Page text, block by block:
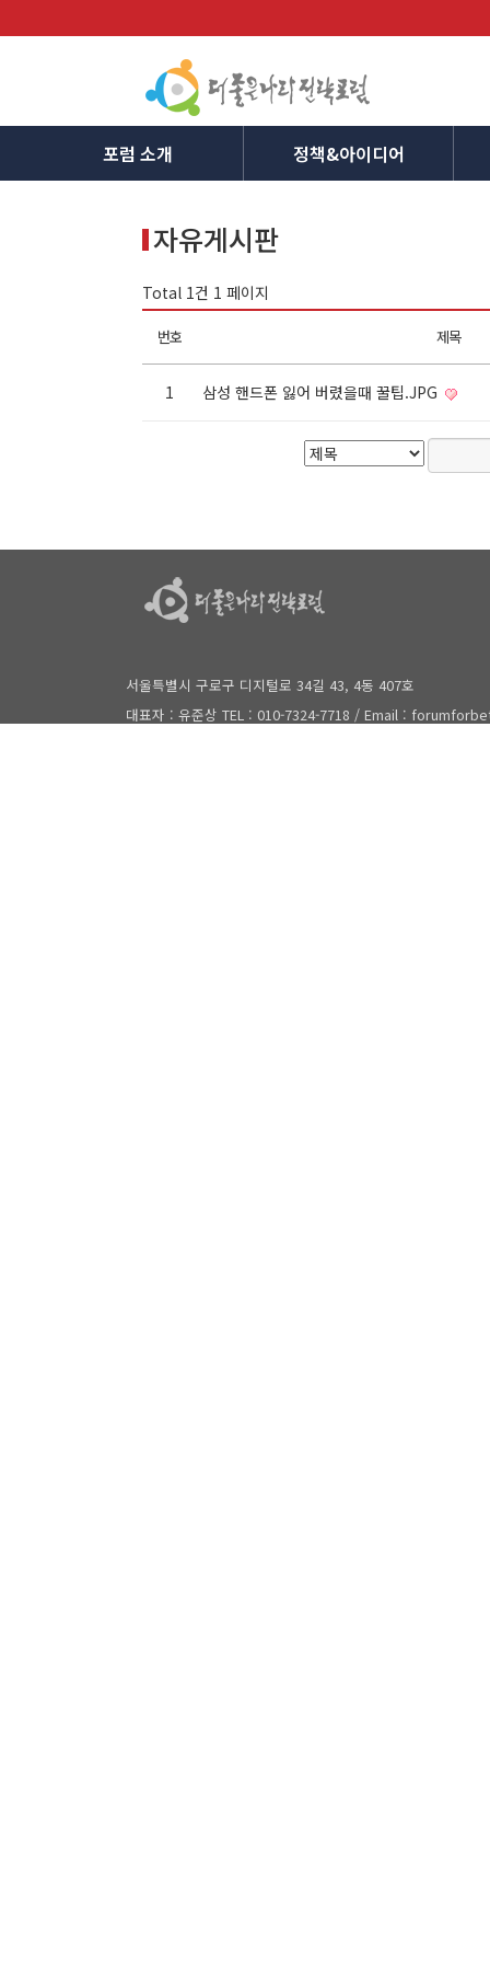
포럼 소개 정책&아이디어
자유게시판
Total 1건 1 페이지
번호 제목
1 삼성 핸드폰 잃어 버렸을때 꿀팁.JPG
서울특별시 구로구 디지털로 34길 43, 4동 407호
대표자 : 유준상 TEL : 010-7324-7718 / Email :